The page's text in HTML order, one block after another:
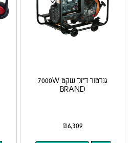
גנרטור דיזל שקט 7000W
BRAND
₪6,309